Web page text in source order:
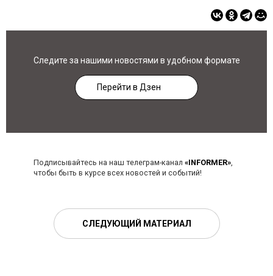
Следите за нашими новостями в удобном формате
Перейти в Дзен
Подписывайтесь на наш телеграм-канал «INFORMER»,
чтобы быть в курсе всех новостей и событий!
СЛЕДУЮЩИЙ МАТЕРИАЛ